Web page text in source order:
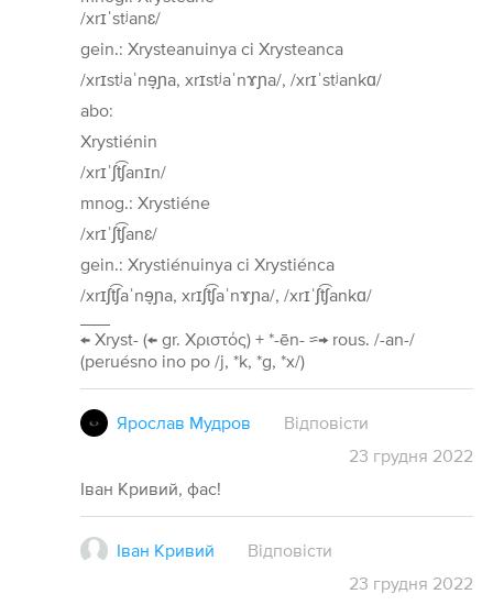
/xrɪˈstʲanɛ/
gein.: Xrysteanuinya ci Xrysteanca
/xrɪstʲaˈnɘ̞ɲa, xrɪstʲaˈnɤɲa/, /xrɪˈstʲankɑ/
abo:
Xrystiénin
/xrɪˈʃt͡ʃanɪn/
mnog.: Xrystiéne
/xrɪˈʃt͡ʃanɛ/
gein.: Xrystiénuinya ci Xrystiénca
/xrɪʃt͡ʃaˈnɘ̞ɲa, xrɪʃt͡ʃaˈnɤɲa/, /xrɪˈʃt͡ʃankɑ/
← Xryst- (← gr. Χριστός) + *-ēn- ≈→ rous. /-an-/
(peruésno ino po /j, *k, *g, *x/)
Ярослав Мудров
Відповісти
23 грудня 2022
Іван Кривий, фас!
Іван Кривий
Відповісти
23 грудня 2022